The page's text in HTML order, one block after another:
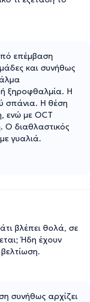
επέμβαση
και συνήθως
ξηροφθαλμία. Η
σπάνια. Η θέση
ενώ με OCT
Ο διαθλαστικός
γυαλιά.
βλέπει θολά, σε
Ήδη έχουν
συνήθως αρχίζει